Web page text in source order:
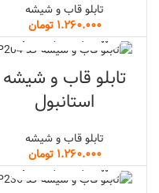
تابلو قاب و شیشه
تومان
تابلو قاب و شیشه
استانبول
تابلو قاب و شیشه
تومان